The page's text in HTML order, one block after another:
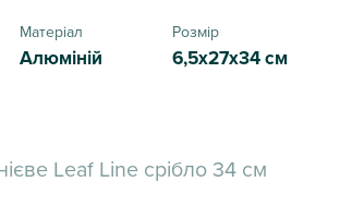
Матеріал
Алюміній
Розмір
6,5х27х34 см
Leaf Line срібло 34 см